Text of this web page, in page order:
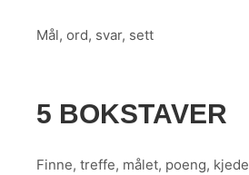
Mål, ord, svar, sett
5 BOKSTAVER
Finne, treffe, målet, poeng, kjede